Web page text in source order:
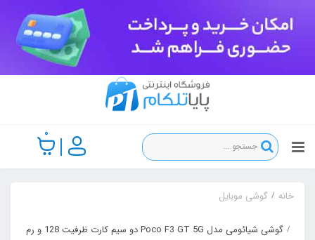
0
خانه گوشی موبایل
گوشی شیائومی مدل Poco F3 GT 5G دو سیم‌ کارت ظرفیت 128 و رم